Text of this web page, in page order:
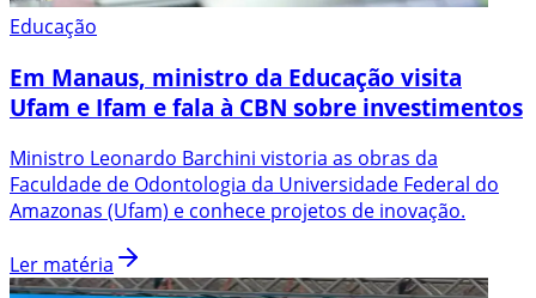
Educação
Em Manaus, ministro da Educação visita
Ufam e Ifam e fala à CBN sobre investimentos
Ministro Leonardo Barchini vistoria as obras da
Faculdade de Odontologia da Universidade Federal do
Amazonas (Ufam) e conhece projetos de inovação.
Ler matéria